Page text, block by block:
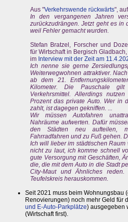
Aus "Verkehrswende rückwärts",
In den vergangenen Jahren
zurückzudrängen. Jetzt geht es in
weil Fehler gemacht wurden.
Stefan Bratzel, Forscher und
für Wirtschaft in Bergisch
im Interview mit der Zeit am
Ich nenne sie gerne
Weiterwegwohnen attraktiver.
ab dem 21.
Kilometer. Die Pauschale
Verkehrsmittel. Allerdings
Prozent das private Auto. Wer in
zahlt, ist dagegen gekniffen. ...
Wir müssen Autofahren
Nahräume aufwerten. Dafür
den Städten neu aufteilen,
Fahrradfahren und zu Fuß gehen.
Ich will lieber im städtischen
nicht zu laut, ich komme schnell
gute Versorgung mit Geschäften,
die, die mit dem Auto in die Stadt
City-Maut und Ähnliches
Teufelskreis herauskommen.
Seit 2021 muss beim Wohnungsbau
Renovierungen) noch mehr Geld für
und E-Auto-Parkplätze) ausgegeben
(Wirtschaft first).